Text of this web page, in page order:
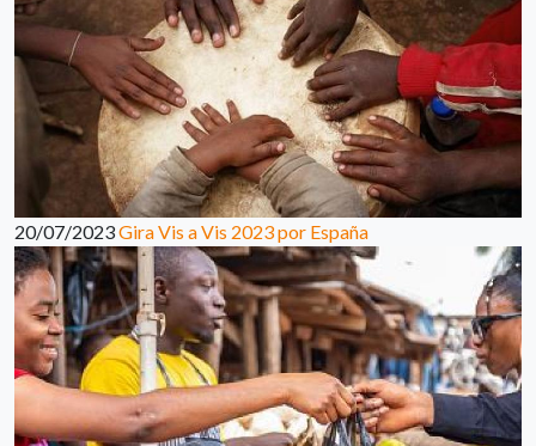
20/07/2023Gira Vis a Vis 2023 por España